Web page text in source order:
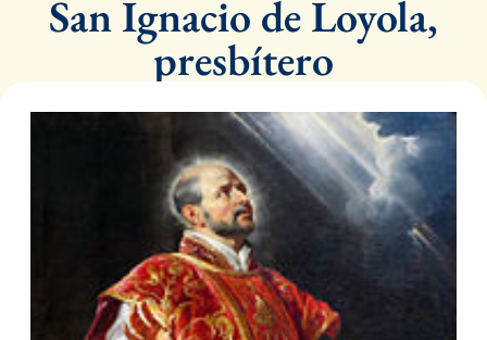
San Ignacio de Loyola,
presbítero